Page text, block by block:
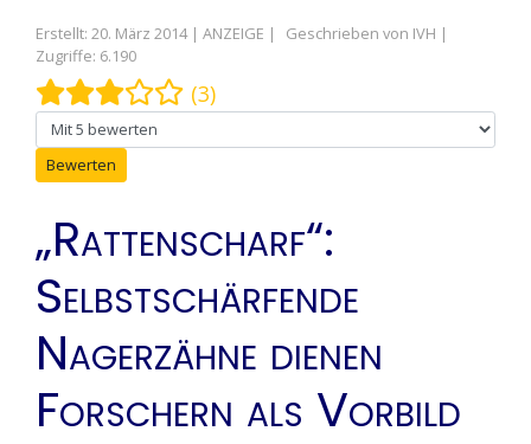
Erstellt: 20. März 2014 Geschrieben von IVH
Zugriffe: 6.190
Bewertung:3/5 (3)
Bitte bewerten
„Rattenscharf“:
Selbstschärfende
Nagerzähne dienen
Forschern als Vorbild